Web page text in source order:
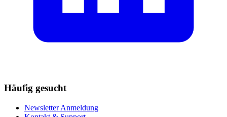
Häufig gesucht
Newsletter Anmeldung